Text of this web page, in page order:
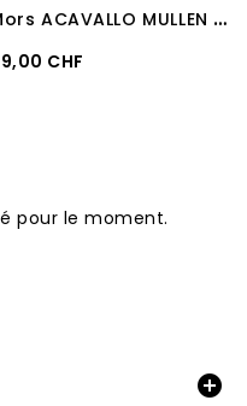
M
ors ACAVALLO MULLEN “D” SENSITIVE
CHF
pour le moment.
